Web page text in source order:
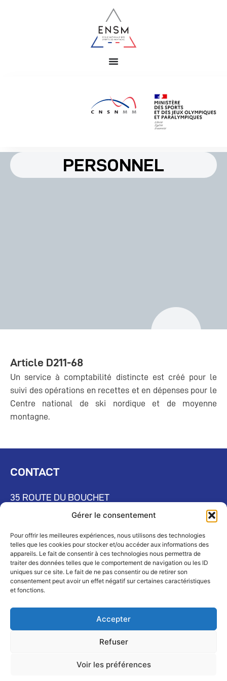
Gérer le consentement
Pour offrir les meilleures expériences, nous utilisons des technologies
telles que les cookies pour stocker et/ou accéder aux informations des
appareils. Le fait de consentir à ces technologies nous permettra de
traiter des données telles que le comportement de navigation ou les ID
uniques sur ce site. Le fait de ne pas consentir ou de retirer son
consentement peut avoir un effet négatif sur certaines caractéristiques
et fonctions.
Accepter
Refuser
Voir les préférences
PERSONNEL
Article D211-68
Un service à comptabilité distincte est créé pour le
suivi des opérations en recettes et en dépenses pour le
Centre national de ski nordique et de moyenne
montagne.
CONTACT
35 ROUTE DU BOUCHET
74400 CHAMONIX-MONT-BLANC
04 50 55 30 30
ESPACE PRESSE
TAXE D'APPRENTISSAGE